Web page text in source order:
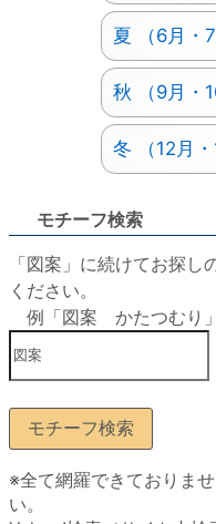
夏 （6月・
秋 （9月・
冬 （12月
モチーフ検索
「図案」に続けてお探
ください。
例「図案 かたつむり」
※全て網羅できておりま
い。